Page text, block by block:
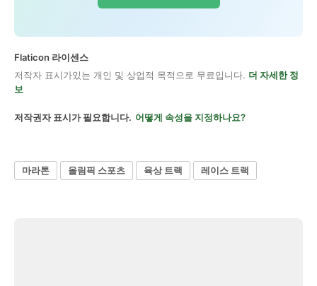
Flaticon 라이센스
저작자 표시가있는 개인 및 상업적 목적으로 무료입니다. 더 자세한 정
보
저작권자 표시가 필요합니다. 어떻게 속성을 지정하나요?
마라톤 올림픽 스포츠 육상 트랙 레이스 트랙